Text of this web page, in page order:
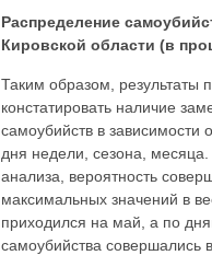
Распределение
Кировской области (в
Таким образом, результаты
констатировать наличие
самоубийств в
дня недели, сезона, месяца.
анализа, вероятность
максимальных значений в
приходился на май, а по
самоубийства совершались